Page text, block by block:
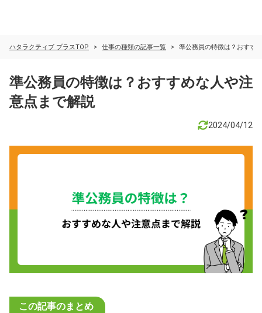
ハタラクティブ プラスTOP 仕事の種類の記事一覧 準公務員の特徴は？おすす
準公務員の特徴は？おすすめな人や注
意点まで解説
2024/04/12
この記事のまとめ